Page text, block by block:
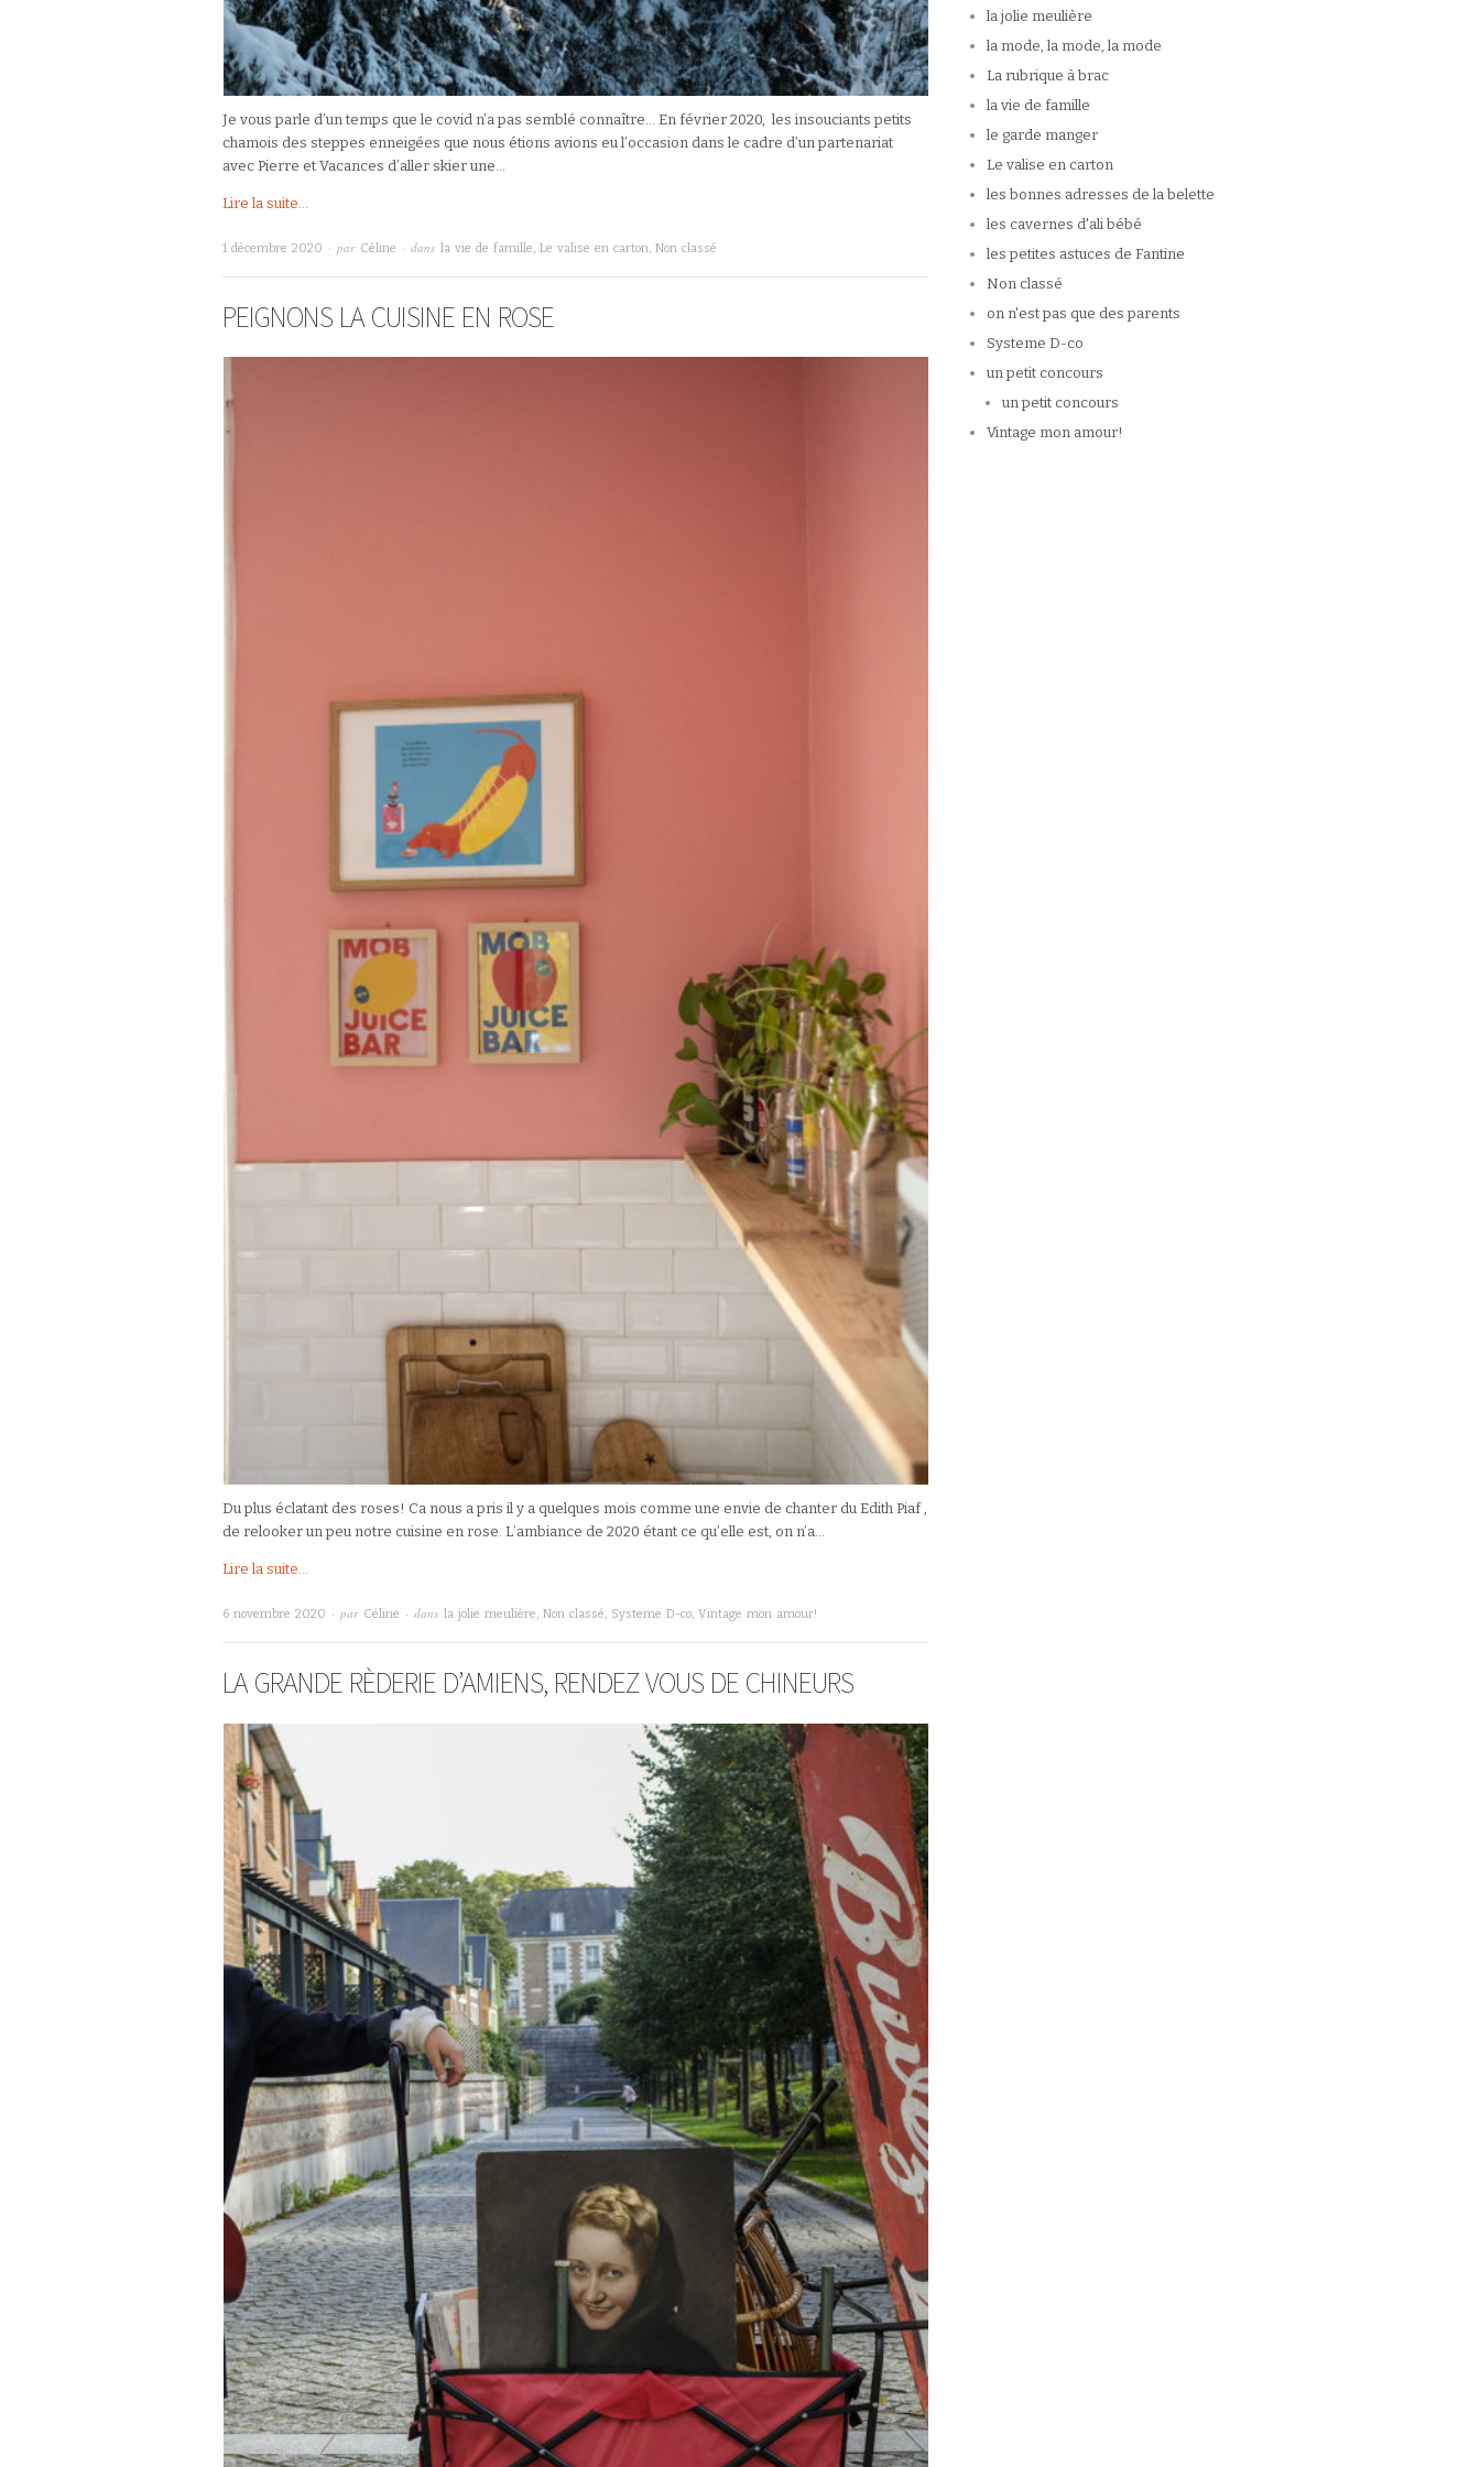
Je vous parle d’un temps que le covid n’a pas semblé connaître… En février 2020, les insouciants petits
chamois des steppes enneigées que nous étions avions eu l’occasion dans le cadre d’un partenariat
avec Pierre et Vacances d’aller skier une…
Lire la suite...
1 décembre 2020 · par Céline · dans la vie de famille Le valise en carton Non classé
PEIGNONS LA CUISINE EN ROSE
Du plus éclatant des roses! Ca nous a pris il y a quelques mois comme une envie de chanter du Edith Piaf ,
de relooker un peu notre cuisine en rose. L’ambiance de 2020 étant ce qu’elle est, on n’a…
Lire la suite...
6 novembre 2020 · par Céline · dans la jolie meulière, Non classé, Systeme D-co, Vintage mon amour!
LA GRANDE RÈDERIE D’AMIENS, RENDEZ VOUS DE CHINEURS
la jolie meulière
la mode, la mode, la mode
La rubrique à brac
la vie de famille
le garde manger
Le valise en carton
les bonnes adresses de la belette
les cavernes d'ali bébé
les petites astuces de Fantine
Non classé
on n'est pas que des parents
Systeme D-co
un petit concours
un petit concours
Vintage mon amour!